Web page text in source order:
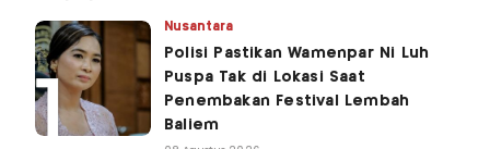
Nusantara
Polisi Pastikan Wamenpar Ni Luh
Puspa Tak di Lokasi Saat
Penembakan Festival Lembah
Baliem